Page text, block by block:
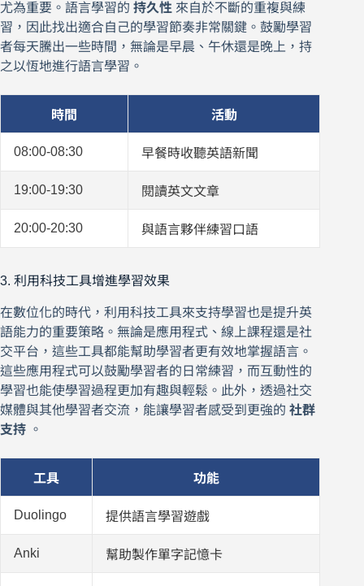
尤為重要。語言學習的 持久性 來自於不斷的重複與練
習，因此找出適合自己的學習節奏非常關鍵。鼓勵學習
者每天騰出一些時間，無論是早晨、午休還是晚上，持
之以恆地進行語言學習。
時間 活動
08:00-08:30 早餐時收聽英語新聞
19:00-19:30 閱讀英文文章
20:00-20:30 與語言夥伴練習口語
3. 利用科技工具增進學習效果
在數位化的時代，利用科技工具來支持學習也是提升英
語能力的重要策略。無論是應用程式、線上課程還是社
交平台，這些工具都能幫助學習者更有效地掌握語言。
這些應用程式可以鼓勵學習者的日常練習，而互動性的
學習也能使學習過程更加有趣與輕鬆。此外，透過社交
媒體與其他學習者交流，能讓學習者感受到更強的 社群
支持 。
工具 功能
Duolingo 提供語言學習遊戲
Anki 幫助製作單字記憶卡